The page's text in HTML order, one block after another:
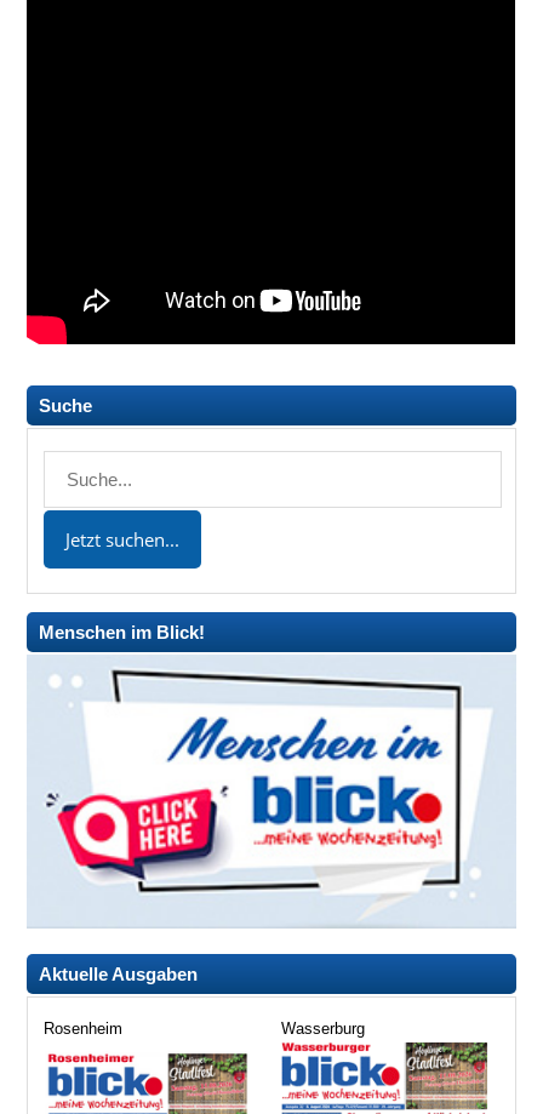
Suche
Menschen im Blick!
Aktuelle Ausgaben
Rosenheim Wasserburg